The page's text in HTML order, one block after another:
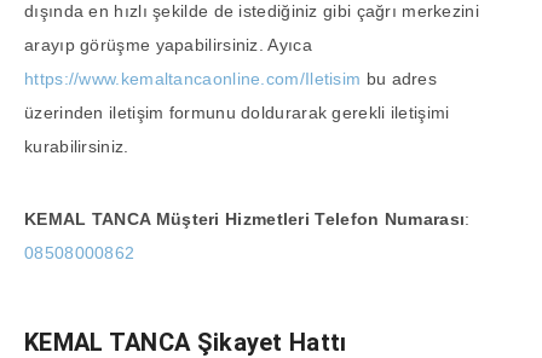
dışında en hızlı şekilde de istediğiniz gibi çağrı merkezini
arayıp görüşme yapabilirsiniz. Ayıca
https://www.kemaltancaonline.com/Iletisim bu adres
üzerinden iletişim formunu doldurarak gerekli iletişimi
kurabilirsiniz.
KEMAL TANCA Müşteri Hizmetleri Telefon Numarası:
08508000862
KEMAL TANCA Şikayet Hattı